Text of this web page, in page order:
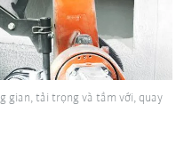
gian, tải trọng và tầm với, quay